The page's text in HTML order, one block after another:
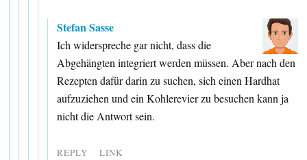
Stefan Sasse
Ich widerspreche gar nicht, dass die
Abgehängten integriert werden müssen. Aber nach den
Rezepten dafür darin zu suchen, sich einen Hardhat
aufzuziehen und ein Kohlerevier zu besuchen kann ja
nicht die Antwort sein.
REPLY LINK